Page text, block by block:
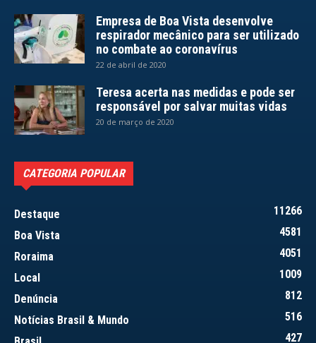
Empresa de Boa Vista desenvolve
respirador mecânico para ser utilizado
no combate ao coronavírus
22 de abril de 2020
Teresa acerta nas medidas e pode ser
responsável por salvar muitas vidas
20 de março de 2020
CATEGORIA POPULAR
Destaque
11266
Boa Vista
4581
Roraima
4051
Local
1009
Denúncia
812
Notícias Brasil & Mundo
516
427